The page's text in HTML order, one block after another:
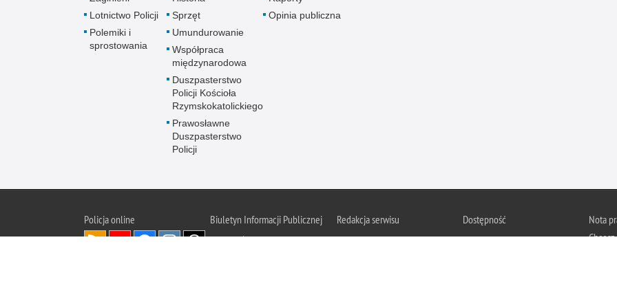
Lotnictwo Policji
Polemiki i
sprostowania
Sprzęt
Umundurowanie
Współpraca
międzynarodowa
Duszpasterstwo
Policji Kościoła
Rzymskokatolickiego
Prawosławne
Duszpasterstwo
Policji
Opinia publiczna
Policjaonline
Biuletyn Informacji Publicznej
Redakcja serwisu
Dostępność
Nota